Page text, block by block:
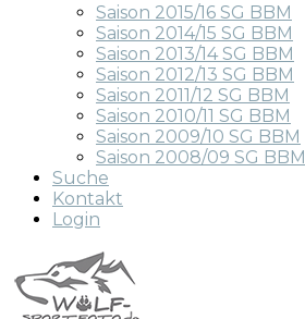
Saison 2015/16 SG BBM
Saison 2014/15 SG BBM
Saison 2013/14 SG BBM
Saison 2012/13 SG BBM
Saison 2011/12 SG BBM
Saison 2010/11 SG BBM
Saison 2009/10 SG BBM
Saison 2008/09 SG BBM
Suche
Kontakt
Login